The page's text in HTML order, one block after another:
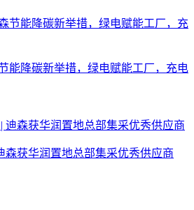
能降碳新举措，绿电赋能工厂，充电
森获华润置地总部集采优秀供应商